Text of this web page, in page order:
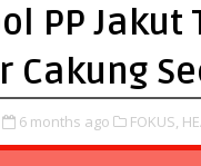
PP
Cakung
6 months ago FOKUS,